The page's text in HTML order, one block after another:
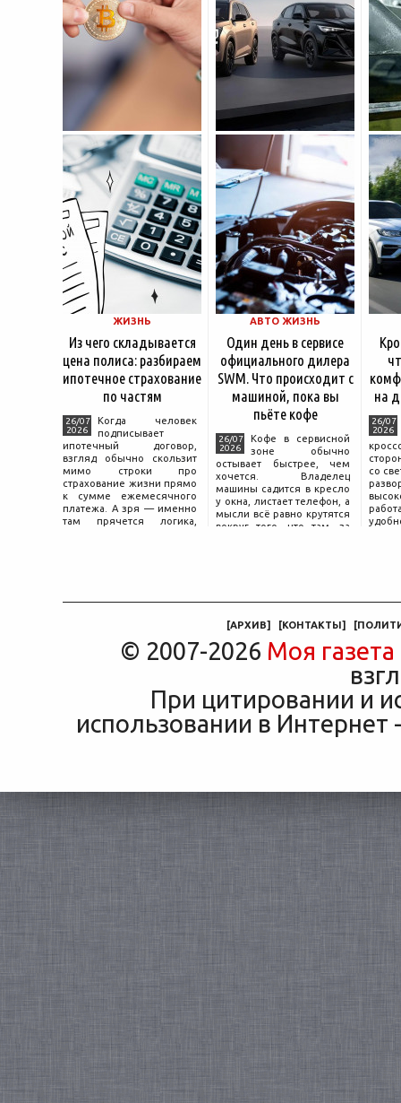
московские
десятилетий
ЖИЗНЬ
Из чего складывается
цена полиса: разбираем
ипотечное страхование
по частям
26/07
2026
Когда человек
подписывает
ипотечный договор,
взгляд обычно скользит
мимо строки про
страхование жизни прямо
к сумме ежемесячного
платежа. А зря — именно
там прячется логика,
АВТО ЖИЗНЬ
Один день в сервисе
официального дилера
SWM. Что происходит с
машиной, пока вы
пьёте кофе
26/07
2026
Кофе в сервисной
зоне обычно
остывает быстрее, чем
хочется. Владелец
машины садится в кресло
у окна, листает телефон, а
мысли всё равно крутятся
вокруг того, что там, за
на
26/07
2026
со
[АРХИВ] [КОНТАКТЫ] [
© 2007-2026 Моя газета
При цитировании и
использовании в Интернет